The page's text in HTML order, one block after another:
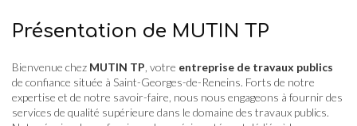
Présentation de MUTIN TP
Bienvenue chez MUTIN TP , votre entreprise de travaux publics
de confiance située à Saint-Georges-de-Reneins. Forts de notre
expertise et de notre savoir-faire, nous nous engageons à fournir des
services de qualité supérieure dans le domaine des travaux publics.